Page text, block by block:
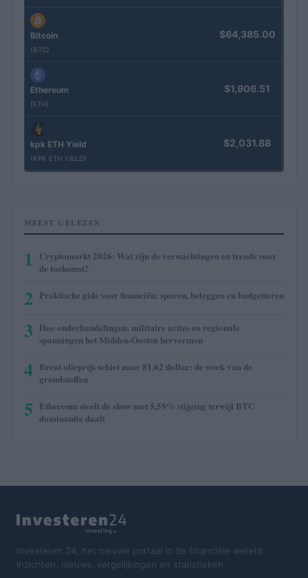
Bitcoin
(BTC)
$64,385.00
Ethereum
(ETH)
$1,906.51
kpk ETH Yield
(KPK ETH YIELD)
$2,031.88
MEEST GELEZEN
1
Cryptomarkt 2026: Wat zijn de verwachtingen en trends voor
de toekomst?
2 Praktische gids voor financiën: sparen, beleggen en budgetteren
3 Hoe onderhandelingen, militaire acties en regionale
spanningen het Midden-Oosten hervormen
4 Brent olieprijs schiet naar 81,62 dollar: de week van de
grondstoffen
5 Ethereum steelt de show met 5,59% stijging terwijl BTC
dominantie daalt
Investeren 24, het nieuwe portaal in de financiële wereld.
Inzichten, nieuws, vergelijkingen en statistieken.